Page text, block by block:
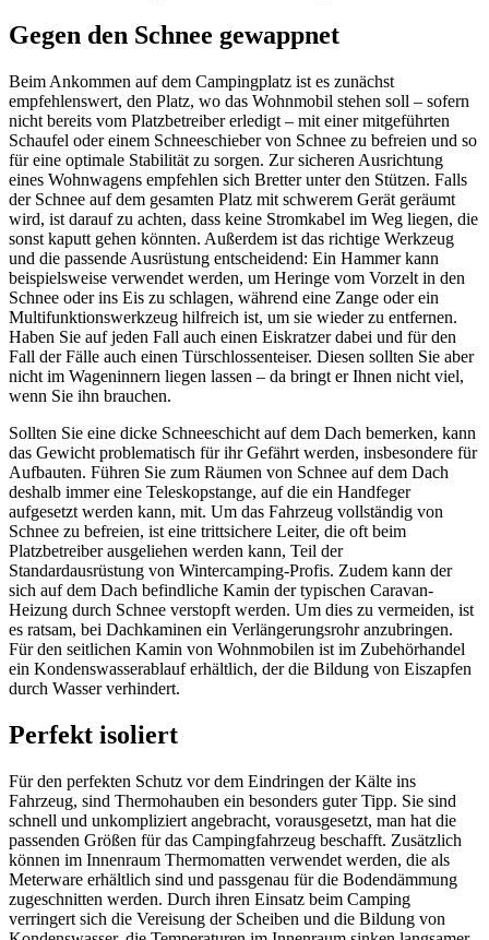
Gegen den Schnee gewappnet
Beim Ankommen auf dem Campingplatz ist es zunächst
empfehlenswert, den Platz, wo das Wohnmobil stehen soll – sofern
nicht bereits vom Platzbetreiber erledigt – mit einer mitgeführten
Schaufel oder einem Schneeschieber von Schnee zu befreien und so
für eine optimale Stabilität zu sorgen. Zur sicheren Ausrichtung
eines Wohnwagens empfehlen sich Bretter unter den Stützen. Falls
der Schnee auf dem gesamten Platz mit schwerem Gerät geräumt
wird, ist darauf zu achten, dass keine Stromkabel im Weg liegen, die
sonst kaputt gehen könnten. Außerdem ist das richtige Werkzeug
und die passende Ausrüstung entscheidend: Ein Hammer kann
beispielsweise verwendet werden, um Heringe vom Vorzelt in den
Schnee oder ins Eis zu schlagen, während eine Zange oder ein
Multifunktionswerkzeug hilfreich ist, um sie wieder zu entfernen.
Haben Sie auf jeden Fall auch einen Eiskratzer dabei und für den
Fall der Fälle auch einen Türschlossenteiser. Diesen sollten Sie aber
nicht im Wageninnern liegen lassen – da bringt er Ihnen nicht viel,
wenn Sie ihn brauchen.
Sollten Sie eine dicke Schneeschicht auf dem Dach bemerken, kann
das Gewicht problematisch für ihr Gefährt werden, insbesondere für
Aufbauten. Führen Sie zum Räumen von Schnee auf dem Dach
deshalb immer eine Teleskopstange, auf die ein Handfeger
aufgesetzt werden kann, mit. Um das Fahrzeug vollständig von
Schnee zu befreien, ist eine trittsichere Leiter, die oft beim
Platzbetreiber ausgeliehen werden kann, Teil der
Standardausrüstung von Wintercamping-Profis. Zudem kann der
sich auf dem Dach befindliche Kamin der typischen Caravan-
Heizung durch Schnee verstopft werden. Um dies zu vermeiden, ist
es ratsam, bei Dachkaminen ein Verlängerungsrohr anzubringen.
Für den seitlichen Kamin von Wohnmobilen ist im Zubehörhandel
ein Kondenswasserablauf erhältlich, der die Bildung von Eiszapfen
durch Wasser verhindert.
Perfekt isoliert
Für den perfekten Schutz vor dem Eindringen der Kälte ins
Fahrzeug, sind Thermohauben ein besonders guter Tipp. Sie sind
schnell und unkompliziert angebracht, vorausgesetzt, man hat die
passenden Größen für das Campingfahrzeug beschafft. Zusätzlich
können im Innenraum Thermomatten verwendet werden, die als
Meterware erhältlich sind und passgenau für die Bodendämmung
zugeschnitten werden. Durch ihren Einsatz beim Camping
verringert sich die Vereisung der Scheiben und die Bildung von